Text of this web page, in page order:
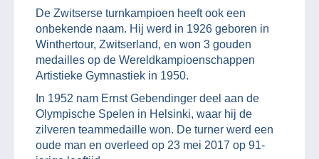
De Zwitserse turnkampioen heeft ook een
onbekende naam. Hij werd in 1926 geboren in
Winthertour, Zwitserland, en won 3 gouden
medailles op de Wereldkampioenschappen
Artistieke Gymnastiek in 1950.
In 1952 nam Ernst Gebendinger deel aan de
Olympische Spelen in Helsinki, waar hij de
zilveren teammedaille won. De turner werd een
oude man en overleed op 23 mei 2017 op 91-